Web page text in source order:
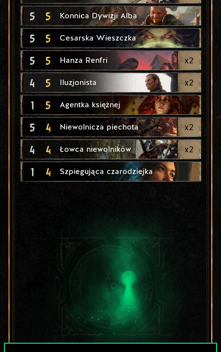
5 5 Konnica Dywizji Alba
5 5 Cesarska Wieszczka
5 5 Hanza Renfri x2
4 5 Iluzjonista x2
1 5 Agentka księżnej
5 4 Niewolnicza piechota x2
4 4 Łowca niewolników x2
1 4 Szpiegująca czarodziejka